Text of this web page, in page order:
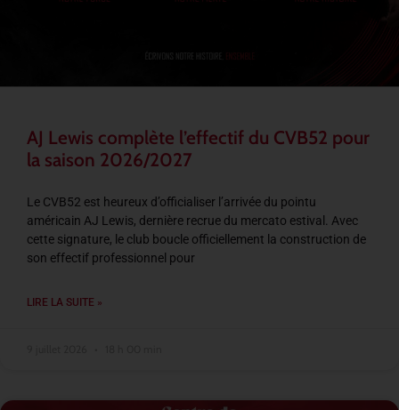
AJ Lewis complète l’effectif du CVB52 pour
la saison 2026/2027
Le CVB52 est heureux d’officialiser l’arrivée du pointu
américain AJ Lewis, dernière recrue du mercato estival. Avec
cette signature, le club boucle officiellement la construction de
son effectif professionnel pour
LIRE LA SUITE »